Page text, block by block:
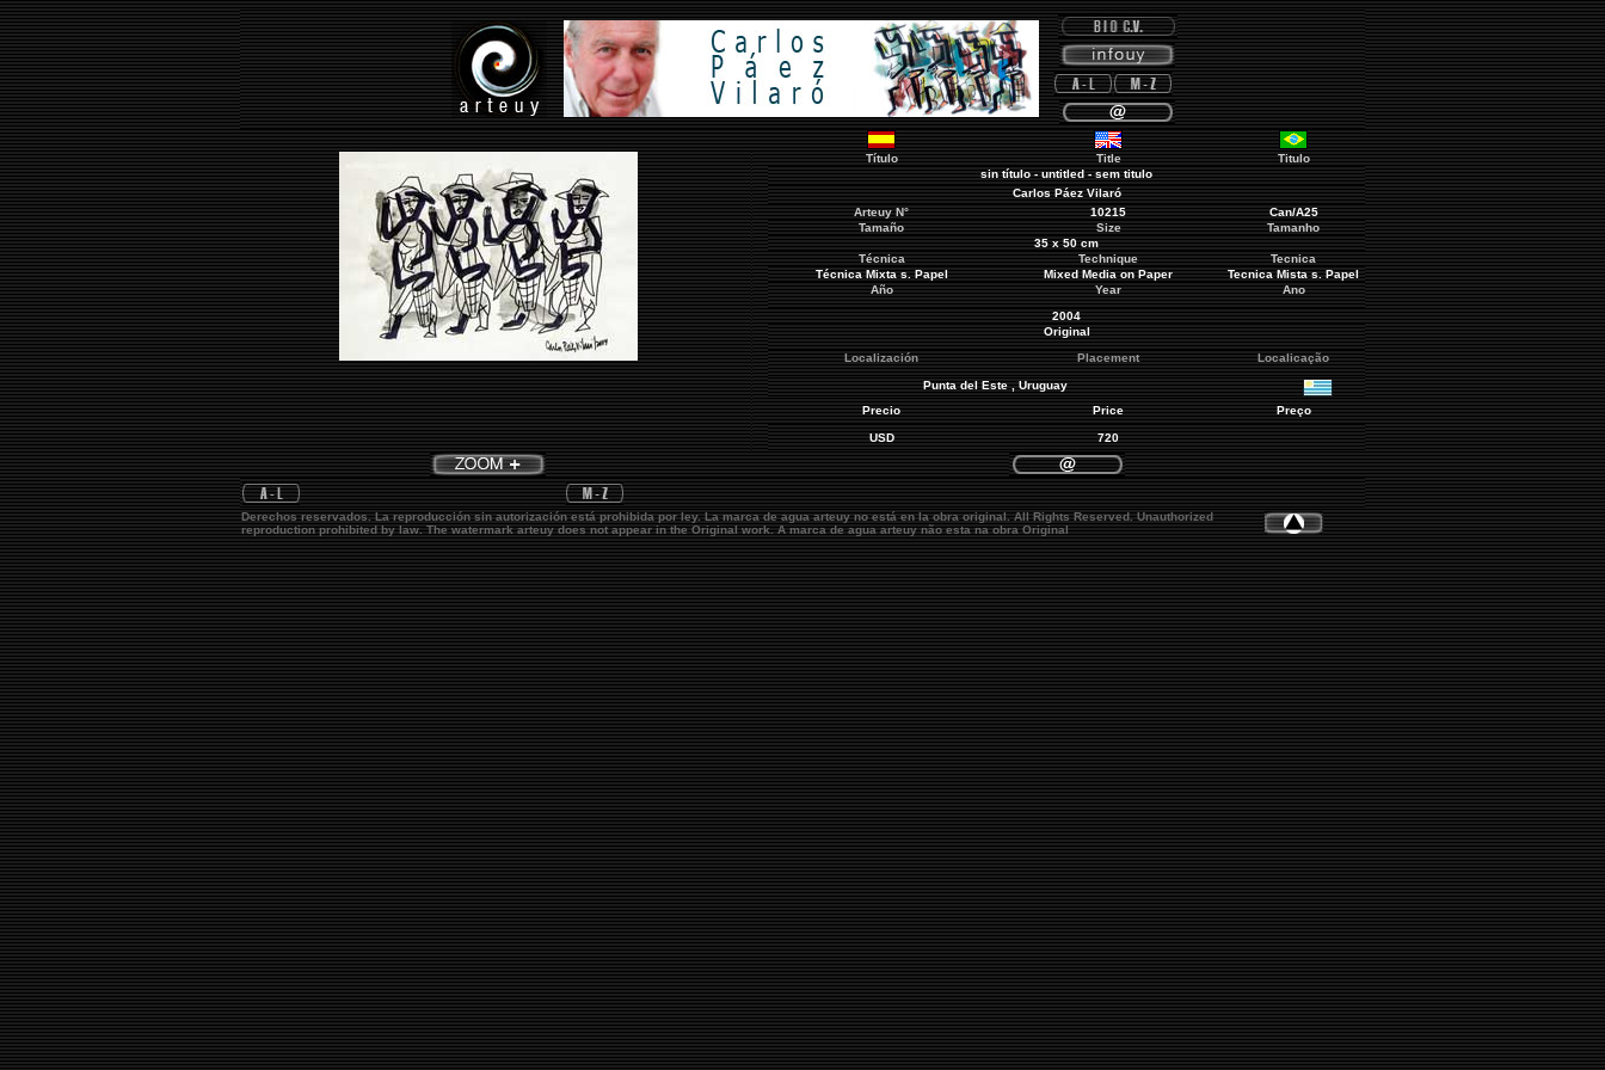
Título Title
Titulo
sin título - untitled - sem titulo
Carlos Páez Vilaró
ArteuyN° 10215
Can/A25
Tamaño
Size
Tamanho
35 x 50 cm
Técnica
Technique
Tecnica
Técnica Mixta s. Papel
Mixed Media on Paper
Tecnica Mista s. Papel
Año
Year
Ano
2004
Original
Localización
Placement Localicação
Punta del Este, Uruguay
Precio
Price Preço
USD 720
Derechos reservados. La reproducción sin autorización está prohibida por ley. La marca de aguaarteuyno está en la obra original.All Rights Reserved. Unauthorized
reproduction prohibited by law. The watermarkarteuydoes not appear in the Original work. A marca de aguaarteuynão esta na obra Original